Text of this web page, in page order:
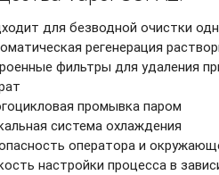
для безводной очистки
регенерация
фильтры для удаления
промывка паром
система охлаждения
оператора и
настройки процесса в